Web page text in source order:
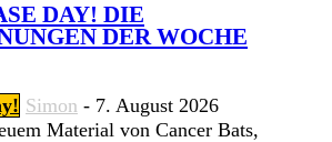
DAY! DIE
DER WOCHE
Simon - 7. August 2026
Material von Cancer Bats,